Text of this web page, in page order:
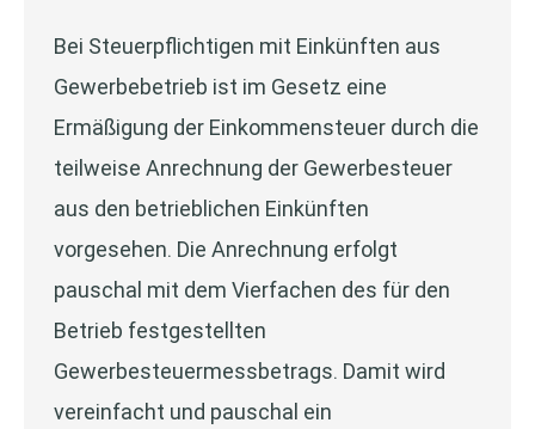
Bei Steuerpflichtigen mit Einkünften aus
Gewerbebetrieb ist im Gesetz eine
Ermäßigung der Einkommensteuer durch die
teilweise Anrechnung der Gewerbesteuer
aus den betrieblichen Einkünften
vorgesehen. Die Anrechnung erfolgt
pauschal mit dem Vierfachen des für den
Betrieb festgestellten
Gewerbesteuermessbetrags. Damit wird
vereinfacht und pauschal ein